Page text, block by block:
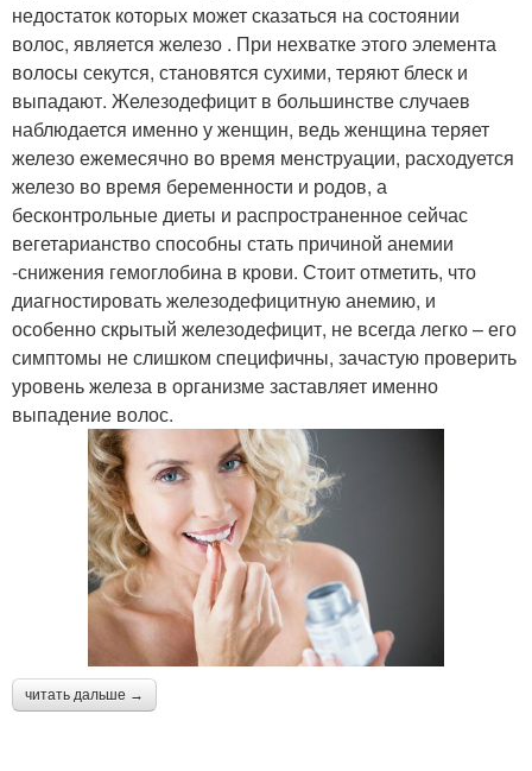
недостаток которых может сказаться на состоянии
волос, является железо . При нехватке этого элемента
волосы секутся, становятся сухими, теряют блеск и
выпадают. Железодефицит в большинстве случаев
наблюдается именно у женщин, ведь женщина теряет
железо ежемесячно во время менструации, расходуется
железо во время беременности и родов, а
бесконтрольные диеты и распространенное сейчас
вегетарианство способны стать причиной анемии
-снижения гемоглобина в крови. Стоит отметить, что
диагностировать железодефицитную анемию, и
особенно скрытый железодефицит, не всегда легко – его
симптомы не слишком специфичны, зачастую проверить
уровень железа в организме заставляет именно
выпадение волос.
читать дальше →